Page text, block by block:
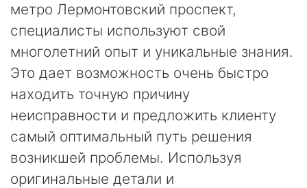
метро Лермонтовский проспект,
специалисты используют свой
многолетний опыт и уникальные знания.
Это дает возможность очень быстро
находить точную причину
неисправности и предложить клиенту
самый оптимальный путь решения
возникшей проблемы. Используя
оригинальные детали и